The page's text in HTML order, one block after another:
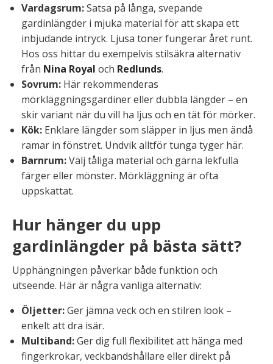
Vardagsrum:Satsa på långa, svepande
gardinlängder i mjuka material för att skapa ett
inbjudande intryck. Ljusa toner fungerar året runt.
Hos oss hittar du exempelvis stilsäkra alternativ
från Nina Royal och Redlunds.
Sovrum: Här rekommenderas
mörkläggningsgardiner eller dubbla längder – en
skir variant när du vill ha ljus och en tät för mörker.
Kök: Enklare längder som släpper in ljus men ändå
ramar in fönstret. Undvik alltför tunga tyger här.
Barnrum:Välj tåliga material och gärna lekfulla
färger eller mönster. Mörkläggning är ofta
uppskattat.
Hur hänger du upp
gardinlängder på bästa sätt?
Upphängningen påverkar både funktion och
utseende. Här är några vanliga alternativ:
Öljetter:Ger jämna veck och en stilren look –
enkelt att dra isär.
Multiband:Ger dig full flexibilitet att hänga med
fingerkrokar, veckbandshållare eller direkt på